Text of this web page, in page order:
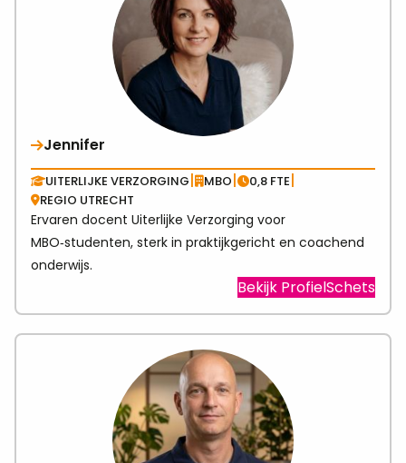
Jennifer
UITERLIJKE VERZORGING| MBO| 0,8 FTE|
REGIO UTRECHT
Ervaren docent Uiterlijke Verzorging voor
MBO‑studenten, sterk in praktijkgericht en coachend
onderwijs.
Bekijk ProfielSchetsVisit
link